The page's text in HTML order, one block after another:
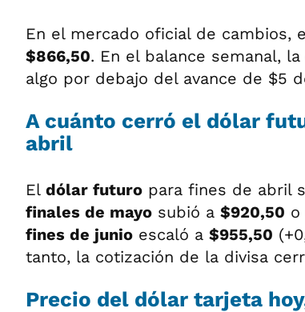
En el mercado oficial de cambios,
$866,50. En el balance semanal,
algo por debajo del avance de $5
A cuánto cerró el dólar
abril
El dólar futuro para fines de abril
finales de mayo subió a $920,50 o
fines de junio escaló a $955,50
tanto, la cotización de la divisa
Precio del dólar tarjeta